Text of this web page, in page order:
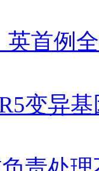
英首例
变异